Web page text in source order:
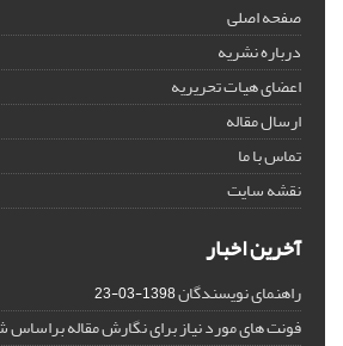
صفحه اصلی
درباره نشریه
اعضای هیات تحریریه
ارسال مقاله
تماس با ما
نقشه سایت
آخرین اخبار
راهنمای نویسندگان1398-03-23
فونت های مورد نیاز برای نگارش مقاله براساس